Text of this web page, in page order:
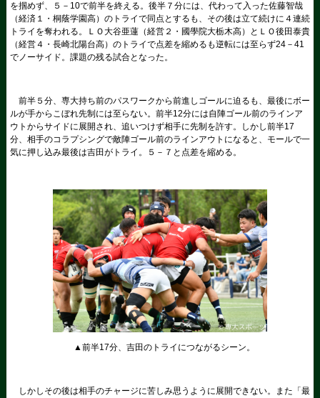
を掴めず、５－10で前半を終える。後半７分には、代わって入った佐藤智哉
（経済１・桐蔭学園高）のトライで同点とするも、その後は立て続けに４連続
トライを奪われる。ＬＯ大谷亜蓮（経営２・國學院大栃木高）とＬＯ後田泰貴
（経営４・長崎北陽台高）のトライで点差を縮めるも逆転には至らず24－41
でノーサイド。課題の残る試合となった。
前半５分、専大持ち前のパスワークから前進しゴールに迫るも、最後にボー
ルが手からこぼれ先制には至らない。前半12分には自陣ゴール前のラインア
ウトからサイドに展開され、追いつけず相手に先制を許す。しかし前半17
分、相手のコラプシングで敵陣ゴール前のラインアウトになると、モールで一
気に押し込み最後は吉田がトライ。５－７と点差を縮める。
▲前半17分、吉田のトライにつながるシーン。
しかしその後は相手のチャージに苦しみ思うように展開できない。また「最